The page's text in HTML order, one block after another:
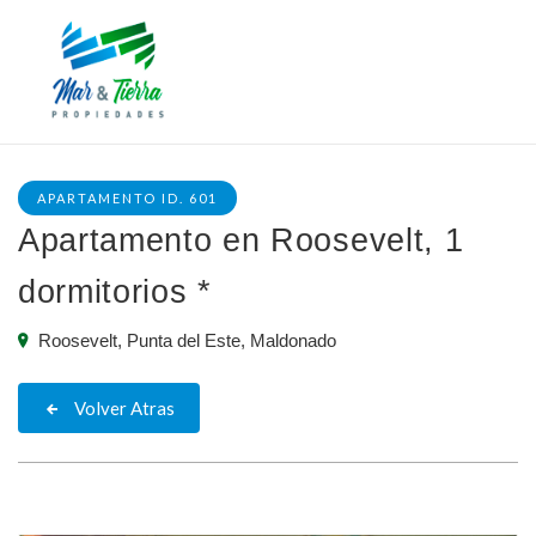
APARTAMENTO ID. 601
Apartamento en Roosevelt, 1
dormitorios *
Roosevelt, Punta del Este, Maldonado
Volver Atras